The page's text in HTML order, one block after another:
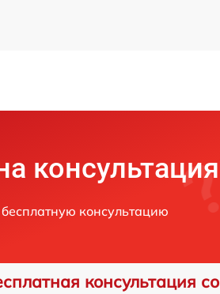
консультацию
консультация